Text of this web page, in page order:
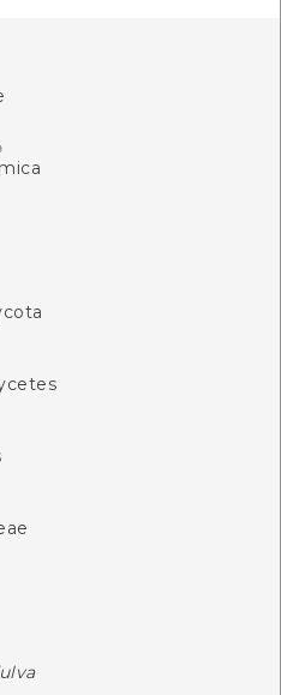
Aix galericulata
Autóctone